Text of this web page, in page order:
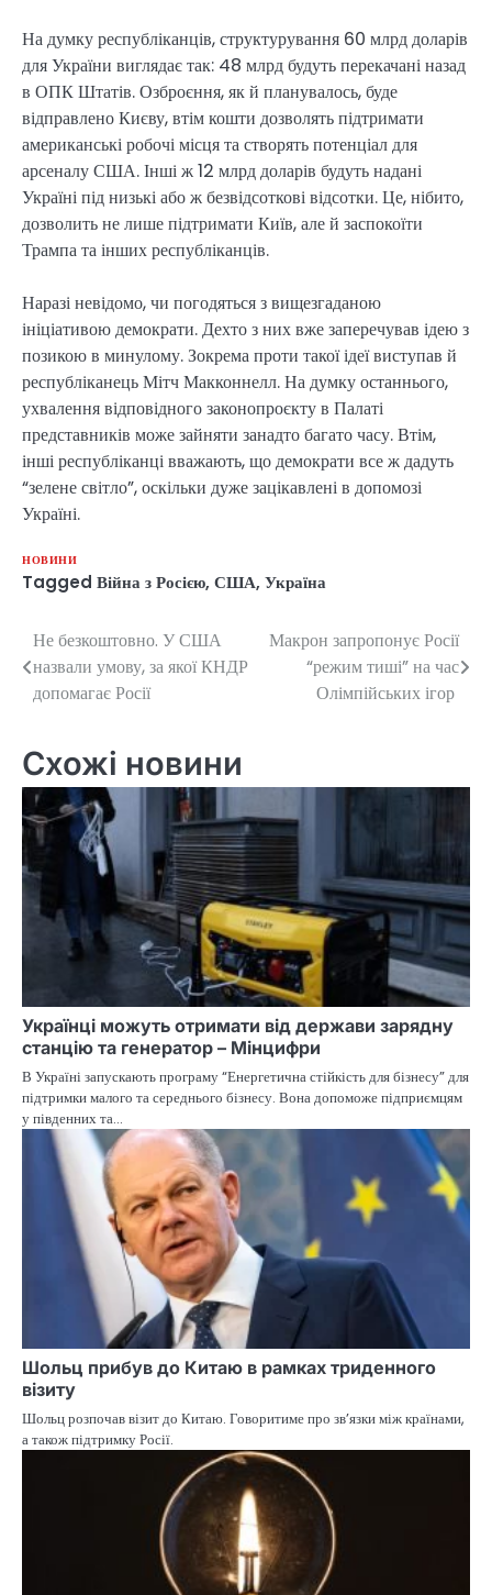
На думку республіканців, структурування 60 млрд доларів
для України виглядає так: 48 млрд будуть перекачані назад
в ОПК Штатів. Озброєння, як й планувалось, буде
відправлено Києву, втім кошти дозволять підтримати
американські робочі місця та створять потенціал для
арсеналу США. Інші ж 12 млрд доларів будуть надані
Україні під низькі або ж безвідсоткові відсотки. Це, нібито,
дозволить не лише підтримати Київ, але й заспокоїти
Трампа та інших республіканців.
Наразі невідомо, чи погодяться з вищезгаданою
ініціативою демократи. Дехто з них вже заперечував ідею з
позикою в минулому. Зокрема проти такої ідеї виступав й
республіканець Мітч Макконнелл. На думку останнього,
ухвалення відповідного законопроєкту в Палаті
представників може зайняти занадто багато часу. Втім,
інші республіканці вважають, що демократи все ж дадуть
“зелене світло”, оскільки дуже зацікавлені в допомозі
Україні.
НОВИНИ
Tagged Війна з Росією, США, Україна
Навігація
записів
Не безкоштовно. У США
назвали умову, за якої КНДР
допомагає Росії
Макрон запропонує Росії
“режим тиші” на час
Олімпійських ігор
Схожі новини
Українці можуть отримати від держави зарядну
станцію та генератор – Мінцифри
В Україні запускають програму “Енергетична стійкість для бізнесу” для
підтримки малого та середнього бізнесу. Вона допоможе підприємцям
у південних та…
Шольц прибув до Китаю в рамках триденного
візиту
Шольц розпочав візит до Китаю. Говоритиме про зв’язки між країнами,
а також підтримку Росії.